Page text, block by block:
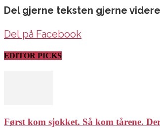
Del gjerne teksten gjerne
Del på Facebook
EDITOR PICKS
Først kom sjokket. Så kom tårene.